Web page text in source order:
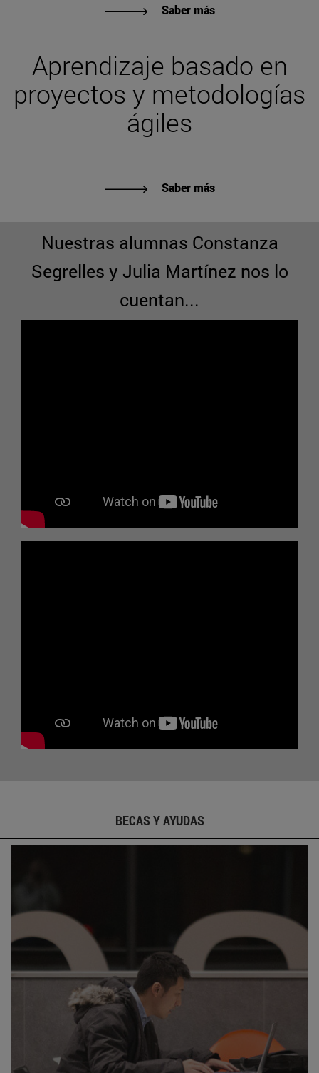
Saber más
Aprendizaje basado en
proyectos y metodologías
ágiles
Saber más
Nuestras alumnas Constanza
Segrelles y Julia Martínez nos lo
cuentan...
BECAS Y AYUDAS